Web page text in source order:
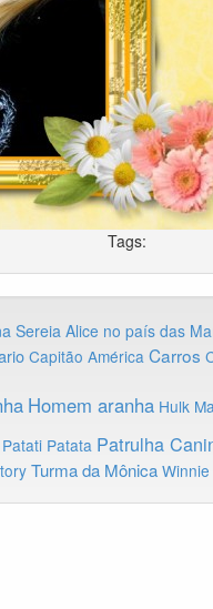
Tags:
Sereia Alice no país das
Capitão América Carros
Homem aranha Hulk
Patati Patata Patrulha
Turma da Mônica